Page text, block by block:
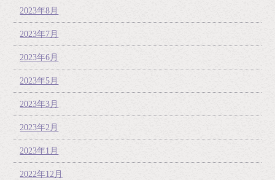
2023年8月
2023年7月
2023年6月
2023年5月
2023年3月
2023年2月
2023年1月
2022年12月